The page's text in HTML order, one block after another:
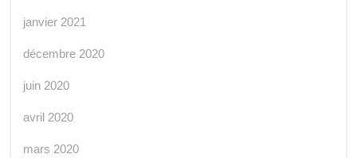
janvier 2021
décembre 2020
juin 2020
avril 2020
mars 2020